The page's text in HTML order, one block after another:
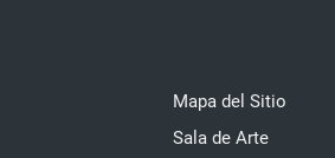
Mapa del Sitio
Sala de Arte